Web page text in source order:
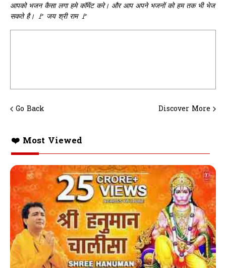
आपको भजन कैसा लगा हमे कॉमेंट करे। और आप अपने भजनों को हम तक भी भेज
सकते है। 🚩 जय श्री राम 🚩
Go Back Discover More
❤️ Most Viewed